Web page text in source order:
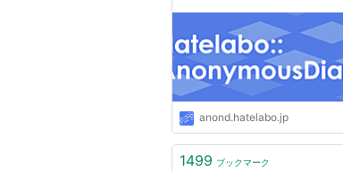
anond.hatelabo.jp
1499 ブックマーク